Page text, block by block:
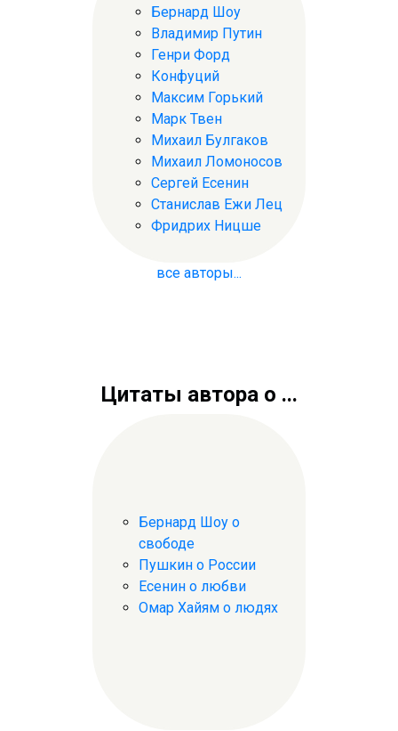
Бернард Шоу
Владимир Путин
Генри Форд
Конфуций
Максим Горький
Марк Твен
Михаил Булгаков
Михаил Ломоносов
Сергей Есенин
Станислав Ежи Лец
Фридрих Ницше
все авторы...
Цитаты автора о ...
Бернард Шоу о
свободе
Пушкин о России
Есенин о любви
Омар Хайям о людях